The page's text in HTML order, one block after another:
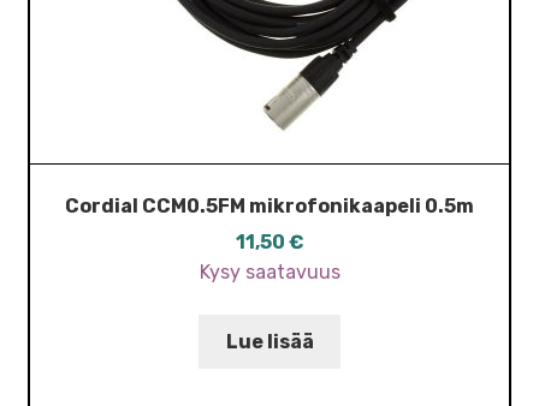
Cordial CCM0.5FM mikrofonikaapeli 0.5m
11,50 €
Kysy saatavuus
Lue lisää